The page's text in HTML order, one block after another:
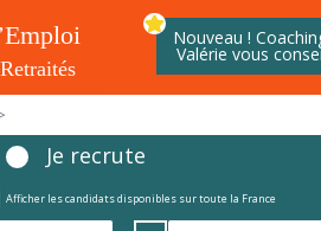
Nouveau !
Valérie vous
Je recrute
Afficher les candidats disponibles sur toute la France